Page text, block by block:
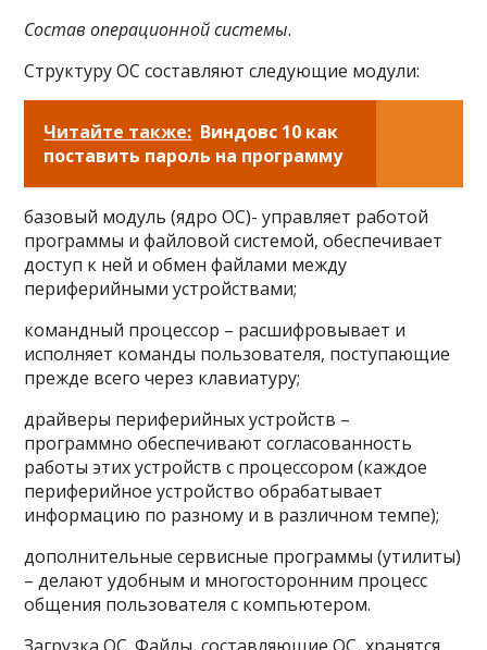
Состав операционной системы.
Структуру ОС составляют следующие модули:
Читайте также: Виндовс 10 как
поставить пароль на программу
базовый модуль (ядро ОС)- управляет работой
программы и файловой системой, обеспечивает
доступ к ней и обмен файлами между
периферийными устройствами;
командный процессор – расшифровывает и
исполняет команды пользователя, поступающие
прежде всего через клавиатуру;
драйверы периферийных устройств –
программно обеспечивают согласованность
работы этих устройств с процессором (каждое
периферийное устройство обрабатывает
информацию по разному и в различном темпе);
дополнительные сервисные программы (утилиты)
– делают удобным и многосторонним процесс
общения пользователя с компьютером.